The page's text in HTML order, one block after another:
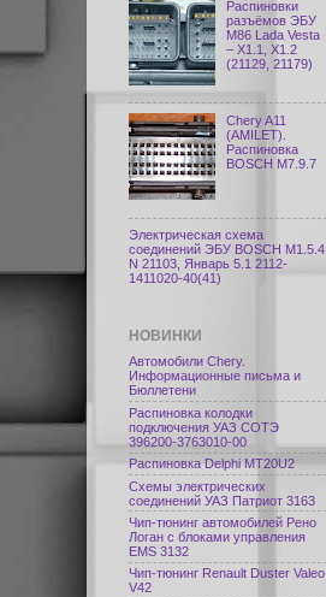
Распиновки
разъёмов ЭБУ
M86 Lada Vesta
– X1.1, X1.2
(21129, 21179)
Chery A11
(AMILET).
Распиновка
BOSCH M7.9.7
Электрическая схема
соединений ЭБУ BOSCH M1.5.4
N 21103, Январь 5.1 2112-
1411020-40(41)
НОВИНКИ
Автомобили Chery.
Информационные письма и
Бюллетени
Распиновка колодки
подключения УАЗ СОТЭ
396200-3763010-00
Распиновка Delphi МТ20U2
Схемы электрических
соединений УАЗ Патриот 3163
Чип-тюнинг автомобилей Рено
Логан с блоками управления
EMS 3132
Чип-тюнинг Renault Duster Valeo
V42